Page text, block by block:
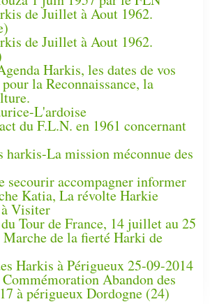
de Juillet à Aout 1962.
de Juillet à Aout 1962.
Harkis, les dates de vos
la Reconnaissance, la
L'ardoise
du F.L.N. en 1961 concernant
harkis-La mission méconnue des
secourir accompagner informer
Katia, La révolte Harkie
Visiter
Tour de France, 14 juillet au 25
Marche de la fierté Harki de
Harkis à Périgueux 25-09-2014
Abandon des
à périgueux Dordogne (24)